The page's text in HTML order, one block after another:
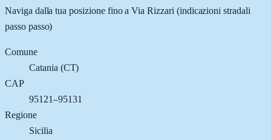
Naviga dalla tua posizione fino aVia Rizzari (indicazioni stradali
passo passo)
Comune
Catania (CT)
CAP
95121–95131
Regione
Sicilia